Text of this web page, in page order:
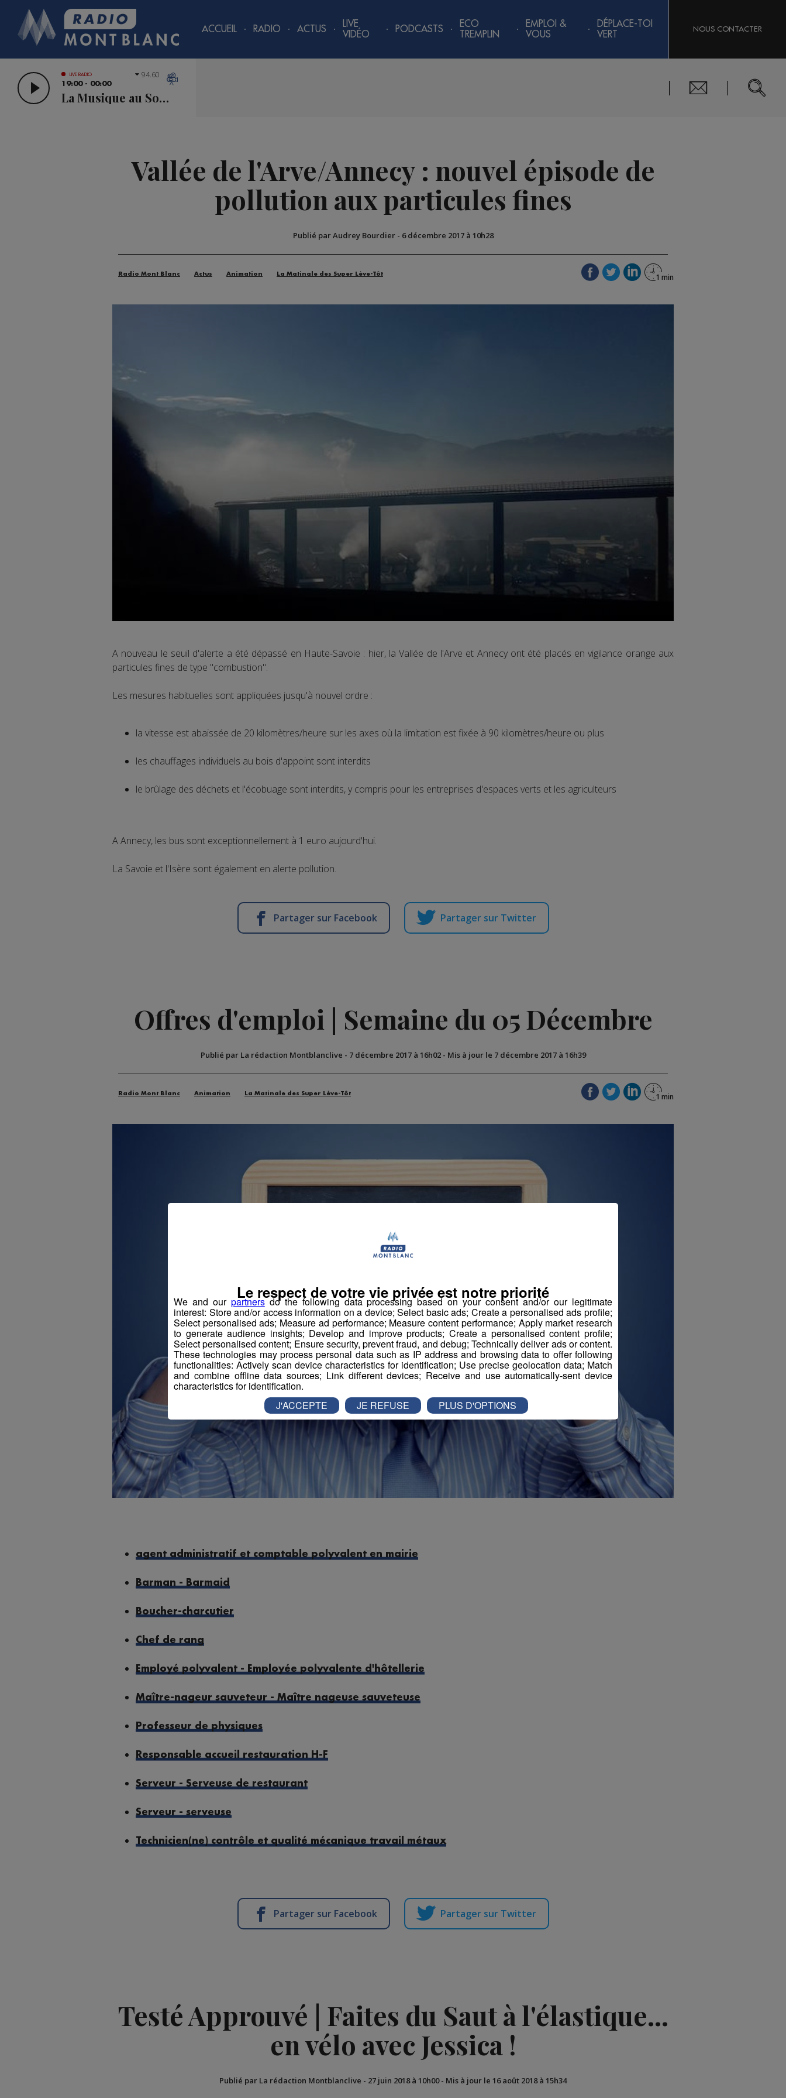
ACCUEIL RADIO ACTUS
LIVE
VIDÉO
PODCASTS
ECO
TREMPLIN
EMPLOI &
VOUS
DÉPLACE-TOI
VERT
NOUS CONTACTER
LIVE RADIO
19:00 - 00:00
La Musique au Sommet
94.60
Vallée de l'Arve/Annecy : nouvel épisode de
pollution aux particules fines
Publié par Audrey Bourdier- 6 décembre 2017 à 10h28
Radio Mont Blanc Actus Animation La Matinale des Super Lève-Tôt
A nouveau le seuil d'alerte a été dépassé en Haute-Savoie : hier, la Vallée de l'Arve et Annecy ont été placés en vigilance orange aux
particules fines de type "combustion".
Les mesures habituelles sont appliquées jusqu'à nouvel ordre :
la vitesse est abaissée de 20 kilomètres/heure sur les axes où la limitation est fixée à 90 kilomètres/heure ou plus
les chauffages individuels au bois d'appoint sont interdits
le brûlage des déchets et l'écobuage sont interdits, y compris pour les entreprises d'espaces verts et les agriculteurs
A Annecy, les bus sont exceptionnellement à 1 euro aujourd'hui.
La Savoie et l'Isère sont également en alerte pollution.
Partager sur Facebook Partager sur Twitter
Offres d'emploi | Semaine du 05 Décembre
Publié par La rédaction Montblanclive - 7 décembre 2017 à 16h02- Mis à jour le 7 décembre 2017 à 16h39
Radio Mont Blanc Animation La Matinale des Super Lève-Tôt
agent administratif et comptable polyvalent en mairie
Barman - Barmaid
Boucher-charcutier
Chef de rang
Employé polyvalent - Employée polyvalente d'hôtellerie
Maître-nageur sauveteur - Maître nageuse sauveteuse
Professeur de physiques
Responsable accueil restauration H-F
Serveur - Serveuse de restaurant
Serveur - serveuse
Technicien(ne) contrôle et qualité mécanique travail métaux
Partager sur Facebook Partager sur Twitter
Testé Approuvé | Faites du Saut à l'élastique...
en vélo avec Jessica !
Publié par La rédaction Montblanclive - 27 juin 2018 à 10h00- Mis à jour le 16 août 2018 à 15h34
We and our partnersdo the following data processing based on your consent and/or our legitimate
interest: Store and/or access information on a device; Select basic ads; Create a personalised ads profile;
Select personalised ads; Measure ad performance; Measure content performance; Apply market research
to generate audience insights; Develop and improve products; Create a personalised content profile;
Select personalised content; Ensure security, prevent fraud, and debug; Technically deliver ads or content.
These technologies may process personal data such as IP address and browsing data to offer following
functionalities: Actively scan device characteristics for identification; Use precise geolocation data; Match
and combine offline data sources; Link different devices; Receive and use automatically-sent device
characteristics for identification.
Le respect de votre vie privée est notre priorité
J'ACCEPTE JE REFUSE PLUS D'OPTIONS